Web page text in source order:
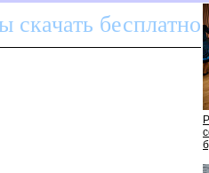
бесплатно